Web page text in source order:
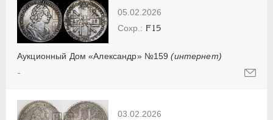
05.02.2026
Аукционный Дом «Александр» №159(интернет)
F15
-
03.02.2026